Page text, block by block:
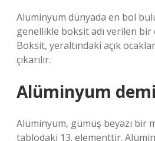
Alüminyum dünyada en bol
genellikle boksit adı verilen bir
Boksit, yeraltındaki açık
çıkarılır.
Alüminyum
Alüminyum, gümüş beyazı bir
tablodaki 13. elementtir.